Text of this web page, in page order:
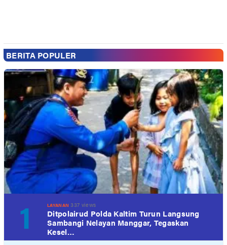
BERITA POPULER
1 LAYANAN 337 views
Ditpolairud Polda Kaltim Turun Langsung
Sambangi Nelayan Manggar, Tegaskan
Kesel…